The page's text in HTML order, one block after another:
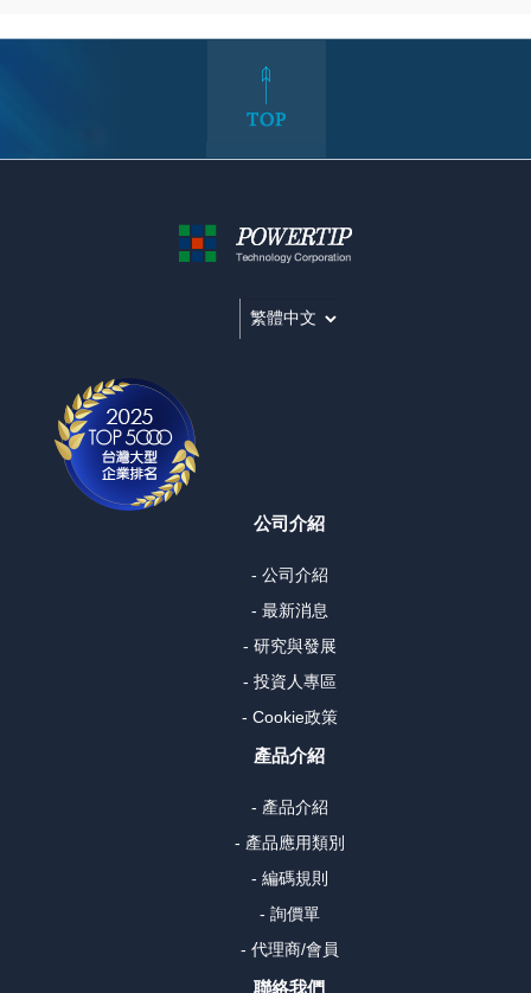
公司介紹
- 公司介紹
- 最新消息
- 研究與發展
- 投資人專區
- Cookie政策
產品介紹
- 產品介紹
- 產品應用類別
- 編碼規則
- 詢價單
- 代理商/會員
聯絡我們